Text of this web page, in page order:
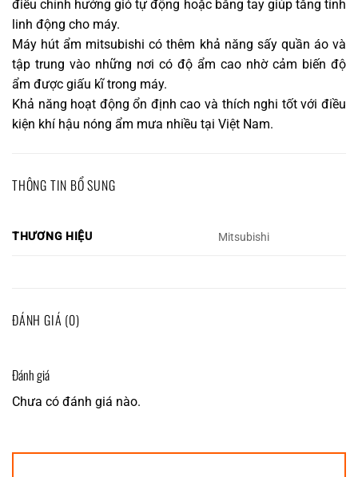
điều chỉnh hướng gió tự động hoặc bằng tay giúp tăng tính
linh động cho máy.
Máy hút ẩm mitsubishi có thêm khả năng sấy quần áo và
tập trung vào những nơi có độ ẩm cao nhờ cảm biến độ
ẩm được giấu kĩ trong máy.
Khả năng hoạt động ổn định cao và thích nghi tốt với điều
kiện khí hậu nóng ẩm mưa nhiều tại Việt Nam.
THÔNG TIN BỔ SUNG
THƯƠNG HIỆU Mitsubishi
ĐÁNH GIÁ (0)
Đánh giá
Chưa có đánh giá nào.